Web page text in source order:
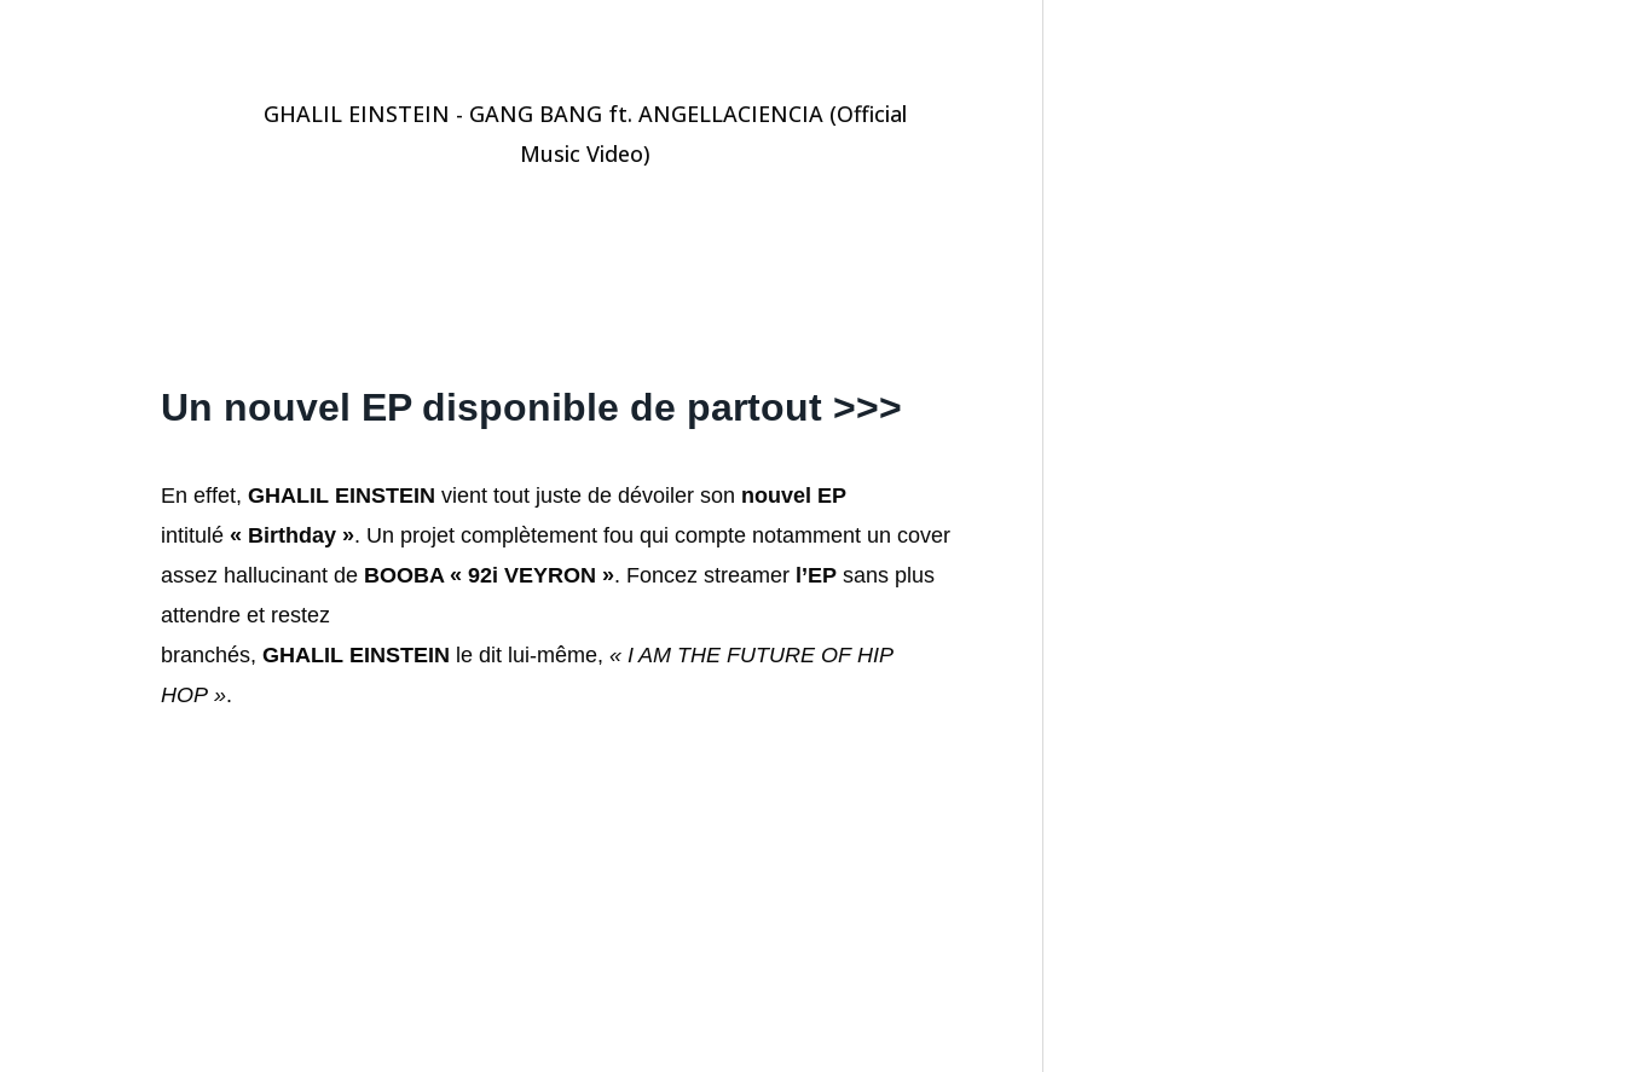
GHALIL EINSTEIN - GANG BANG ft. ANGELLACIENCIA (Official
Music Video)
Un nouvel EP disponible de partout >>>
En effet, GHALIL EINSTEIN vient tout juste de dévoiler son nouvel EP
intitulé « Birthday ». Un projet complètement fou qui compte notamment un cover
assez hallucinant de BOOBA « 92i VEYRON ». Foncez streamer l’EP sans plus
attendre et restez
branchés, GHALIL EINSTEIN le dit lui-même, « I AM THE FUTURE OF HIP
HOP ».